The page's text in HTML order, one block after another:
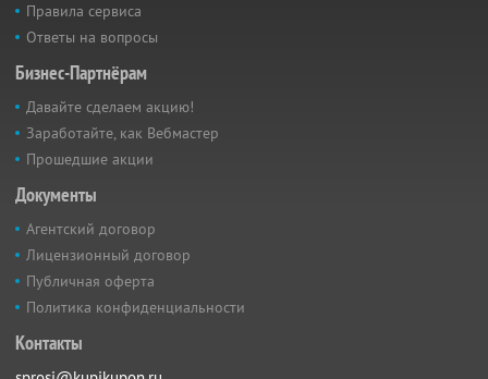
Правила сервиса
Ответы на вопросы
Бизнес-Партнёрам
Давайте сделаем акцию!
Заработайте, как Вебмастер
Прошедшие акции
Документы
Агентский договор
Лицензионный договор
Публичная оферта
Политика конфиденциальности
Контакты